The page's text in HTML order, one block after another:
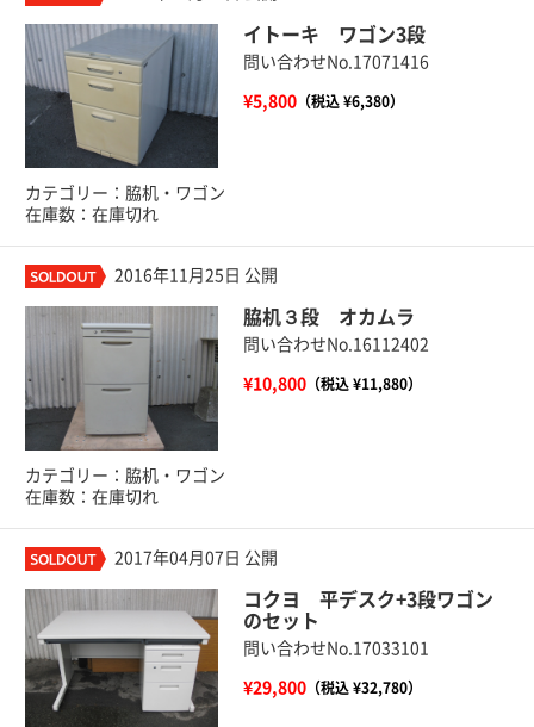
イトーキ ワゴン3段
問い合わせNo.17071416
¥5,800（税込 ¥6,380）
カテゴリー：脇机・ワゴン
在庫数：在庫切れ
2016年11月25日 公開
脇机３段 オカムラ
問い合わせNo.16112402
¥10,800（税込 ¥11,880）
カテゴリー：脇机・ワゴン
在庫数：在庫切れ
2017年04月07日 公開
コクヨ 平デスク+3段ワゴン
のセット
問い合わせNo.17033101
¥29,800（税込 ¥32,780）